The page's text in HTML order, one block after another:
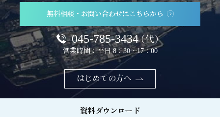
無料相談・お問い合わせはこちらから
045-785-3434（代）
営業時間：平日 8：30～17：00
はじめての方へ
資料ダウンロード